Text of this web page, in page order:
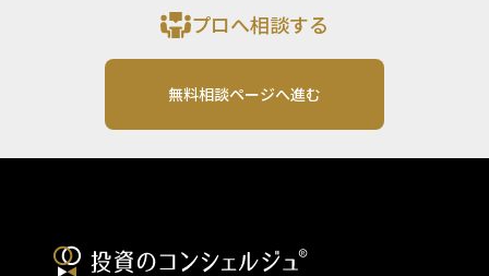
プロへ相談する
無料相談ページへ進む